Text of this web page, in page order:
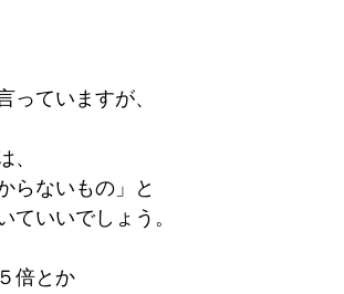
っていますが、
、
らないもの」と
ていいでしょう。
倍とか